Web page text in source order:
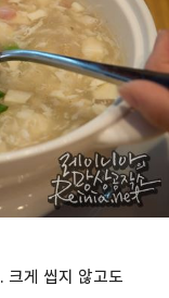
크게 씹지 않고도